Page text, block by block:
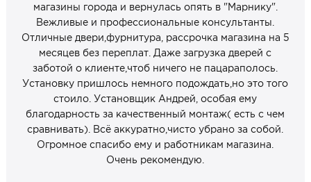
магазины города и вернулась опять в "Марнику".
Вежливые и профессиональные консультанты.
Отличные двери,фурнитура, рассрочка магазина на 5
месяцев без переплат. Даже загрузка дверей с
заботой о клиенте,чтоб ничего не пацараполось.
Установку пришлось немного подождать,но это того
стоило. Установщик Андрей, особая ему
благодарность за качественный монтаж( есть с чем
сравнивать). Всё аккуратно,чисто убрано за собой.
Огромное спасибо ему и работникам магазина.
Очень рекомендую.